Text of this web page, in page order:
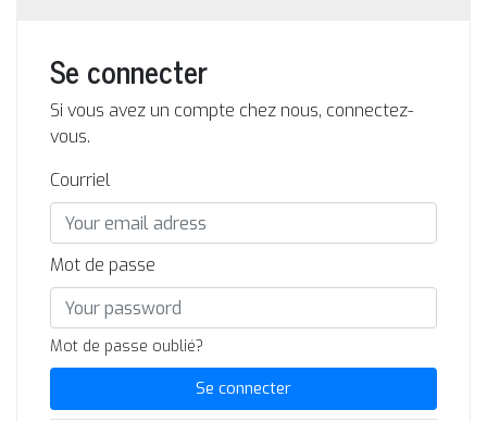
Se connecter
Si vous avez un compte chez nous, connectez-
vous.
Courriel
Mot de passe
Mot de passe oublié?
Se connecter